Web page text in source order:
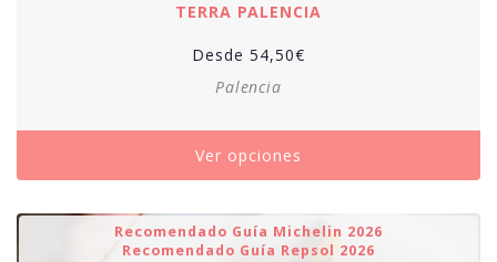
TERRA PALENCIA
Desde 54,50€
Palencia
Ver opciones
Recomendado Guía Michelin 2026
Recomendado Guía Repsol 2026